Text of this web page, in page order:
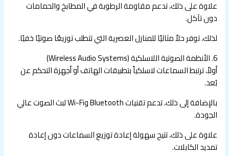
علاوة على ذلك، تدعم مقاومة الرطوبة في المطابخ والحمامات
دون تآكل.
لذلك، توفر حلاً مثاليًا للمنازل العصرية التي تتطلب توزيعًا صوتيًا خفيًا.
6. الأنظمة الصوتية اللاسلكية (Wireless Audio Systems)
أولاً، ترتبط السماعات لاسلكياً بتطبيقات الهاتف أو أجهزة التحكم عن
بُعد.
بالإضافة إلى ذلك، تدعم تقنيات Bluetooth وWi-Fi لبث الصوت عالي
الجودة.
علاوة على ذلك، تتيح سهولة إعادة توزيع السماعات دون إعادة
تمديد الكابلات.